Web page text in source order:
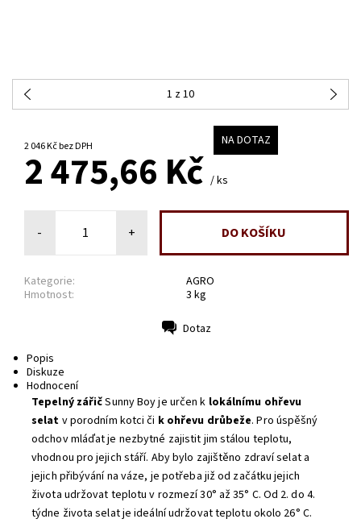
1 z 10
2 046 Kč bez DPH NA DOTAZ
2 475,66 Kč / ks
- +
Kategorie:
AGRO
Hmotnost:
3 kg
Dotaz
Popis
Diskuze
Hodnocení
Tepelný zářičSunny Boy je určen k lokálnímu ohřevu
selat v porodním kotci či k ohřevu drůbeže. Pro úspěšný
odchov mláďat je nezbytné zajistit jim stálou teplotu,
vhodnou pro jejich stáří. Aby bylo zajištěno zdraví selat a
jejich přibývání na váze, je potřeba již od začátku jejich
života udržovat teplotu v rozmezí 30° až 35° C. Od 2. do 4.
týdne života selat je ideální udržovat teplotu okolo 26° C.